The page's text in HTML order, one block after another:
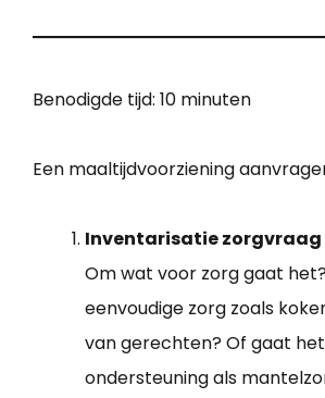
Benodigde tijd: 10 minuten
Een maaltijdvoorziening
Inventarisatie zorgvraag
Om wat voor zorg gaat
eenvoudige zorg zoals
van gerechten? Of gaat
ondersteuning als